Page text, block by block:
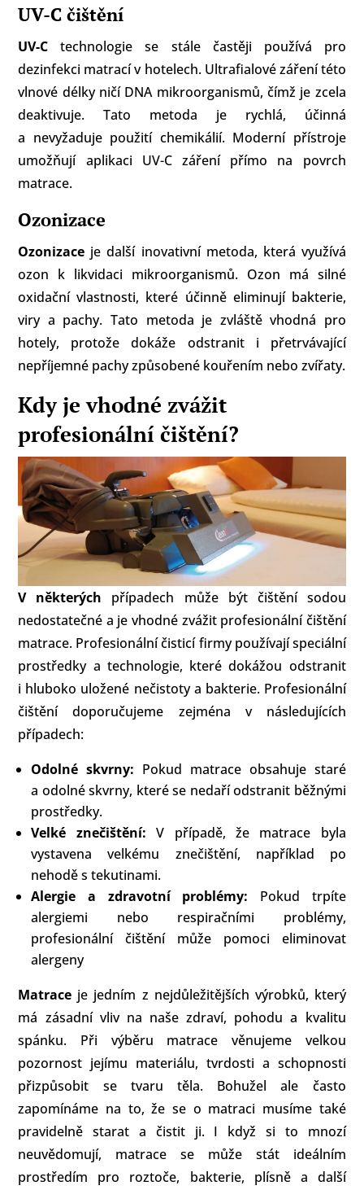
UV-C čištění
UV-C technologie se stále častěji používá pro
dezinfekci matrací v hotelech. Ultrafialové záření této
vlnové délky ničí DNA mikroorganismů, čímž je zcela
deaktivuje. Tato metoda je rychlá, účinná
a nevyžaduje použití chemikálií. Moderní přístroje
umožňují aplikaci UV-C záření přímo na povrch
matrace.
Ozonizace
Ozonizace je další inovativní metoda, která využívá
ozon k likvidaci mikroorganismů. Ozon má silné
oxidační vlastnosti, které účinně eliminují bakterie,
viry a pachy. Tato metoda je zvláště vhodná pro
hotely, protože dokáže odstranit i přetrvávající
nepříjemné pachy způsobené kouřením nebo zvířaty.
Kdy je vhodné zvážit
profesionální čištění?
V některých případech může být čištění sodou
nedostatečné a je vhodné zvážit profesionální čištění
matrace. Profesionální čisticí firmy používají speciální
prostředky a technologie, které dokážou odstranit
i hluboko uložené nečistoty a bakterie. Profesionální
čištění doporučujeme zejména v následujících
případech:
Odolné skvrny: Pokud matrace obsahuje staré
a odolné skvrny, které se nedaří odstranit běžnými
prostředky.
Velké znečištění: V případě, že matrace byla
vystavena velkému znečištění, například po
nehodě s tekutinami.
Alergie a zdravotní problémy: Pokud trpíte
alergiemi nebo respiračními problémy,
profesionální čištění může pomoci eliminovat
alergeny
Matrace je jedním z nejdůležitějších výrobků, který
má zásadní vliv na naše zdraví, pohodu a kvalitu
spánku. Při výběru matrace věnujeme velkou
pozornost jejímu materiálu, tvrdosti a schopnosti
přizpůsobit se tvaru těla. Bohužel ale často
zapomínáme na to, že se o matraci musíme také
pravidelně starat a čistit ji. I když si to mnozí
neuvědomují, matrace se může stát ideálním
prostředím pro roztoče, bakterie, plísně a další